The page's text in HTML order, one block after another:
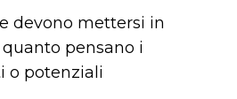
devono mettersi in
pensano i
o potenziali